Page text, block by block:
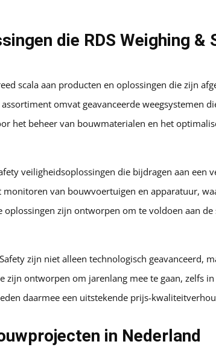
die RDS Weighing &
scala aan producten en oplossingen die zijn
omvat geavanceerde weegsystemen
het beheer van bouwmaterialen en het
veiligheidsoplossingen die bijdragen aan een
van bouwvoertuigen en apparatuur,
zijn ontworpen om te voldoen aan de
zijn niet alleen technologisch geavanceerd,
zijn ontworpen om jarenlang mee te gaan, zelfs
daarmee een uitstekende prijs-
in Nederland